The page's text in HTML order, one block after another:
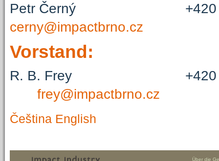
Petr Černý +420
cerny@impactbrno.cz
Vorstand:
R. B. Frey +420
frey@impactbrno.cz
Čeština English
Über die